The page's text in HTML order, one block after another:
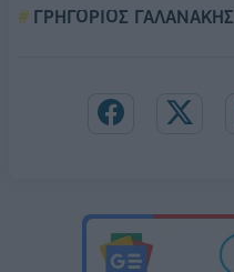
ΓΡΗΓΟΡΙΟΣ ΓΑΛΑΝΑΚΗΣ